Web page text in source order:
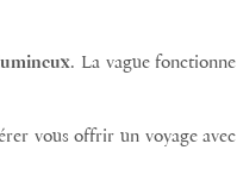
. La vague fonctionne
vous offrir un voyage avec